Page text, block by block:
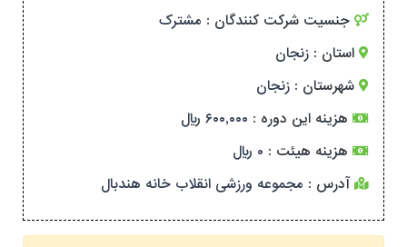
جنسیت شرکت کنندگان : مشترک
استان : زنجان
شهرستان : زنجان
هزینه این دوره : ۶۰۰,۰۰۰ ریال
هزینه هیئت : ۰ ریال
آدرس : مجموعه ورزشی انقلاب خانه هندبال